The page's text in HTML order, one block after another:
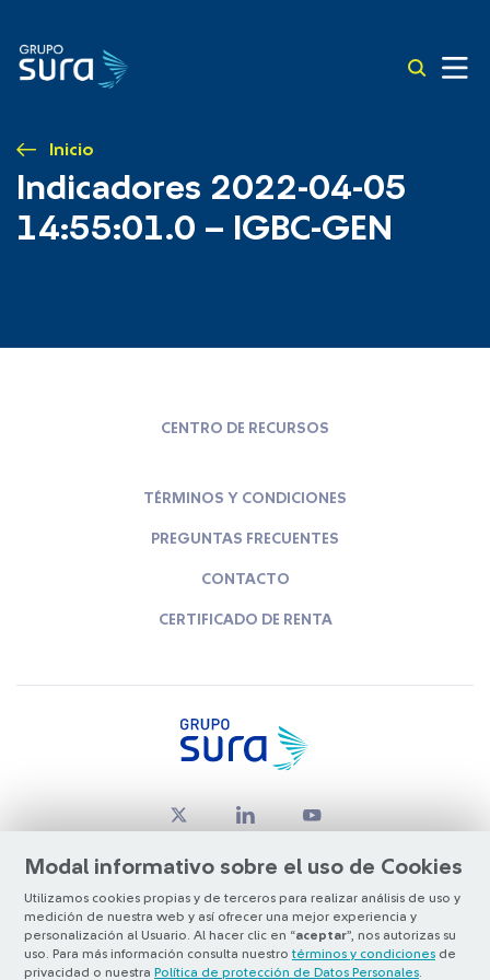
Inicio
Indicadores 2022-04-05
14:55:01.0 – IGBC-GEN
Modal informativo sobre el uso de Cookies
Utilizamos cookies propias y de terceros para realizar análisis de uso y
medición de nuestra web y así ofrecer una mejor experiencia y
personalización al Usuario. Al hacer clic en “aceptar”, nos autorizas su
uso. Para más información consulta nuestro términos y condiciones de
privacidad o nuestra Política de protección de Datos Personales
CENTRO DE RECURSOS
TÉRMINOS Y CONDICIONES
PREGUNTAS FRECUENTES
CONTACTO
CERTIFICADO DE RENTA
© Copyright Grupo SURA 2026